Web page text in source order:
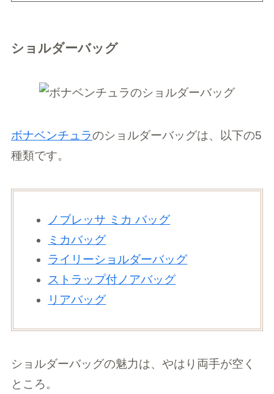
ショルダーバッグ
ボナベンチュラのショルダーバッグは、以下の5
種類です。
ノブレッサ ミカ バッグ
ミカバッグ
ライリーショルダーバッグ
ストラップ付ノアバッグ
リアバッグ
ショルダーバッグの魅力は、やはり両手が空く
ところ。